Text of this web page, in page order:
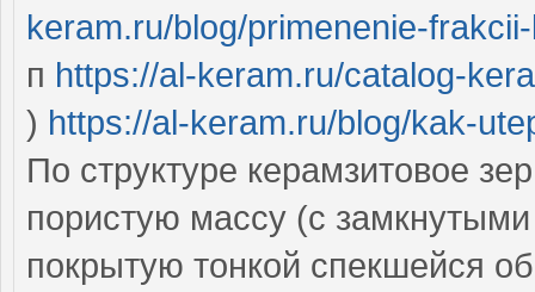
keram.ru/blog/primenenie-
п https://al-keram.ru/catalog-
) https://al-keram.ru/blog/kak-
По структуре керамзитовое
пористую массу (с
покрытую тонкой спекшейся